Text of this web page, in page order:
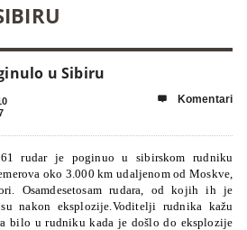
u Sibiru
 Komentari
61 rudar je poginuo u sibirskom rudniku
oko 3.000 km udaljenom od Moskve,
Osamdesetosam rudara, od kojih ih je
nakon eksplozije.Voditelji rudnika kažu
bilo u rudniku kada je došlo do eksplozije